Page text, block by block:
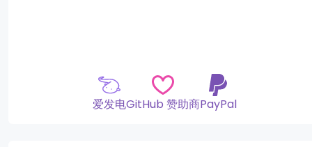
爱发电GitHub 赞助商PayPal